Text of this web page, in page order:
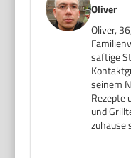
Oliver
Oliver,
saftige
seinem
Rezepte
und
zuhause